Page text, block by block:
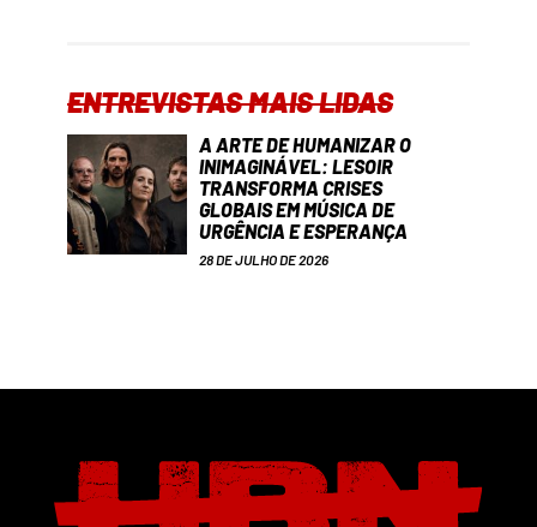
ENTREVISTAS MAIS LIDAS
A ARTE DE HUMANIZAR O
INIMAGINÁVEL: LESOIR
TRANSFORMA CRISES
GLOBAIS EM MÚSICA DE
URGÊNCIA E ESPERANÇA
28 DE JULHO DE 2026